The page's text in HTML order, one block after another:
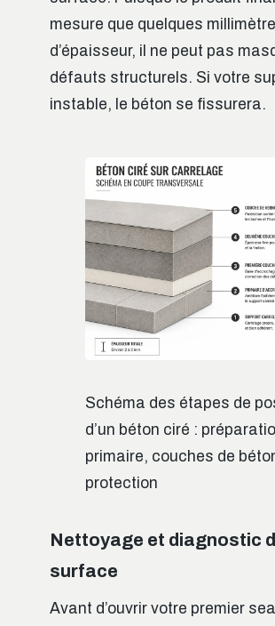
mesure que quelques
d’épaisseur, il ne peut pas
défauts structurels. Si votre
instable, le béton se fissurera.
Schéma des étapes de
d’un béton ciré :
primaire, couches de
protection
Nettoyage et diagnostic
surface
Avant d’ouvrir votre premier